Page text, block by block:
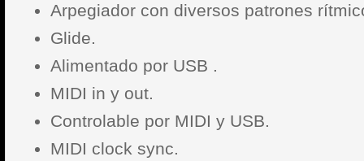
Arpegiador con diversos patrones
Glide.
Alimentado por USB .
MIDI in y out.
Controlable por MIDI y USB.
MIDI clock sync.